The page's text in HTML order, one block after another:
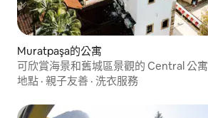
Muratpaşa的公寓
可欣賞海景和舊城區景觀的 Central 公寓
地點 · 親子友善 · 洗衣服務